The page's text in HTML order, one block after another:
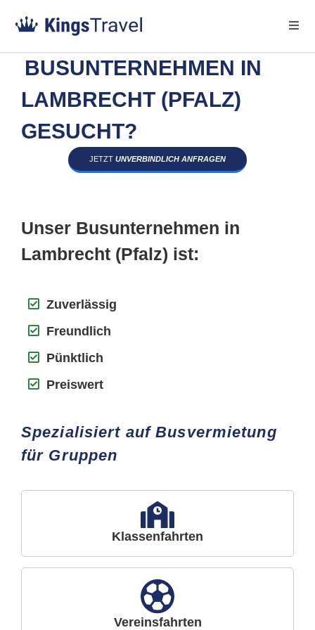
BUSUNTERNEHMEN IN
LAMBRECHT (PFALZ)
GESUCHT?
JETZT UNVERBINDLICH ANFRAGEN
Unser Busunternehmen in
Lambrecht (Pfalz) ist:
Zuverlässig
Freundlich
Pünktlich
Preiswert
Spezialisiert auf Busvermietung
für Gruppen
Klassenfahrten
Vereinsfahrten